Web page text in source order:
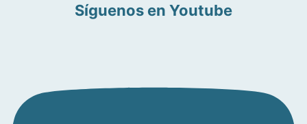
Síguenos en Youtube